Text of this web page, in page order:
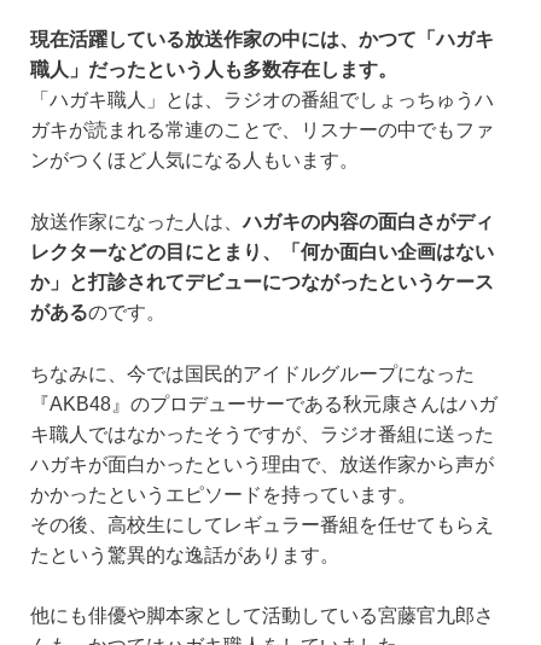
現在活躍している放送作家の中には、かつて「ハガキ
職人」だったという人も多数存在します。
「ハガキ職人」とは、ラジオの番組でしょっちゅうハ
ガキが読まれる常連のことで、リスナーの中でもファ
ンがつくほど人気になる人もいます。
放送作家になった人は、ハガキの内容の面白さがディ
レクターなどの目にとまり、「何か面白い企画はない
か」と打診されてデビューにつながったというケース
があるのです。
ちなみに、今では国民的アイドルグループになった
『AKB48』のプロデューサーである秋元康さんはハガ
キ職人ではなかったそうですが、ラジオ番組に送った
ハガキが面白かったという理由で、放送作家から声が
かかったというエピソードを持っています。
その後、高校生にしてレギュラー番組を任せてもらえ
たという驚異的な逸話があります。
他にも俳優や脚本家として活動している宮藤官九郎さ